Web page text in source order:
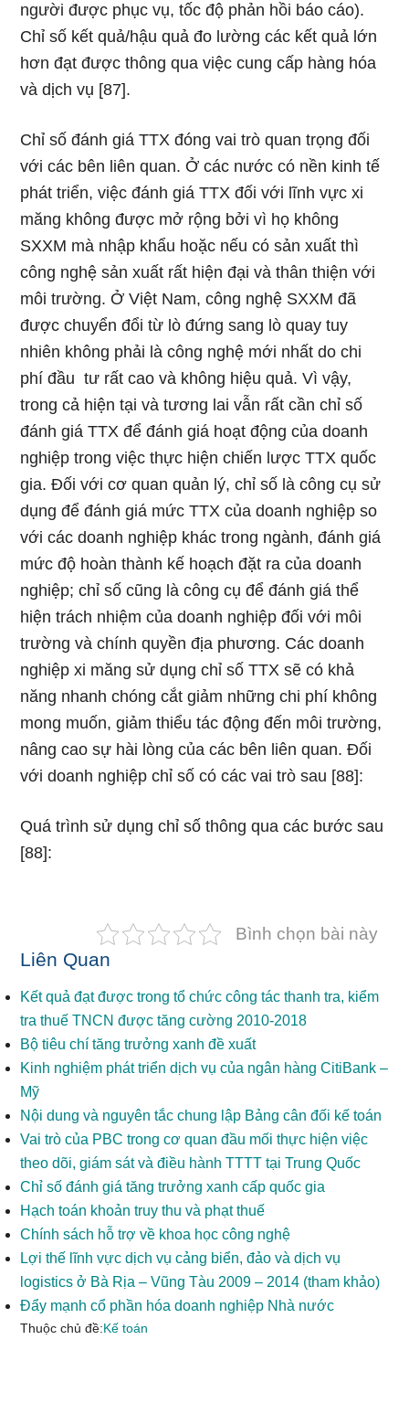
người được phục vụ, tốc độ phản hồi báo cáo).
Chỉ số kết quả/hậu quả đo lường các kết quả lớn
hơn đạt được thông qua việc cung cấp hàng hóa
và dịch vụ [87].
Chỉ số đánh giá TTX đóng vai trò quan trọng đối
với các bên liên quan. Ở các nước có nền kinh tế
phát triển, việc đánh giá TTX đối với lĩnh vực xi
măng không được mở rộng bởi vì họ không
SXXM mà nhập khẩu hoặc nếu có sản xuất thì
công nghệ sản xuất rất hiện đại và thân thiện với
môi trường. Ở Việt Nam, công nghệ SXXM đã
được chuyển đổi từ lò đứng sang lò quay tuy
nhiên không phải là công nghệ mới nhất do chi
phí đầu tư rất cao và không hiệu quả. Vì vậy,
trong cả hiện tại và tương lai vẫn rất cần chỉ số
đánh giá TTX để đánh giá hoạt động của doanh
nghiệp trong việc thực hiện chiến lược TTX quốc
gia. Đối với cơ quan quản lý, chỉ số là công cụ sử
dụng để đánh giá mức TTX của doanh nghiệp so
với các doanh nghiệp khác trong ngành, đánh giá
mức độ hoàn thành kế hoạch đặt ra của doanh
nghiệp; chỉ số cũng là công cụ để đánh giá thể
hiện trách nhiệm của doanh nghiệp đối với môi
trường và chính quyền địa phương. Các doanh
nghiệp xi măng sử dụng chỉ số TTX sẽ có khả
năng nhanh chóng cắt giảm những chi phí không
mong muốn, giảm thiểu tác động đến môi trường,
nâng cao sự hài lòng của các bên liên quan. Đối
với doanh nghiệp chỉ số có các vai trò sau [88]:
Quá trình sử dụng chỉ số thông qua các bước sau
[88]:
Bình chọn bài này
Liên Quan
Kết quả đạt được trong tổ chức công tác thanh tra, kiểm
tra thuế TNCN được tăng cường 2010-2018
Bộ tiêu chí tăng trưởng xanh đề xuất
Kinh nghiệm phát triển dịch vụ của ngân hàng CitiBank –
Mỹ
Nội dung và nguyên tắc chung lập Bảng cân đối kế toán
Vai trò của PBC trong cơ quan đầu mối thực hiện việc
theo dõi, giám sát và điều hành TTTT tại Trung Quốc
Chỉ số đánh giá tăng trưởng xanh cấp quốc gia
Hạch toán khoản truy thu và phạt thuế
Chính sách hỗ trợ về khoa học công nghệ
Lợi thế lĩnh vực dịch vụ cảng biển, đảo và dịch vụ
logistics ở Bà Rịa – Vũng Tàu 2009 – 2014 (tham khảo)
Đẩy mạnh cổ phần hóa doanh nghiệp Nhà nước
Thuộc chủ đề:Kế toán